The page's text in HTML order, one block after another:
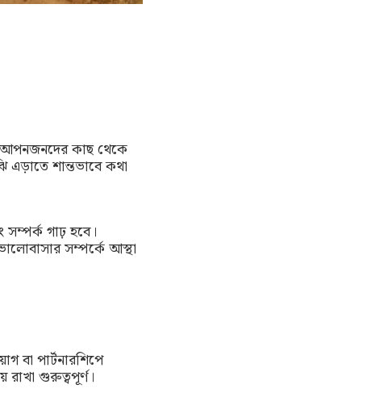
আপনজনদের কাছ থেকে
শান্তভাবে কথা
গাঢ় হবে।
সম্পর্কে আস্থা
বা পার্টনারশিপে
রাখা গুরুত্বপূর্ণ।